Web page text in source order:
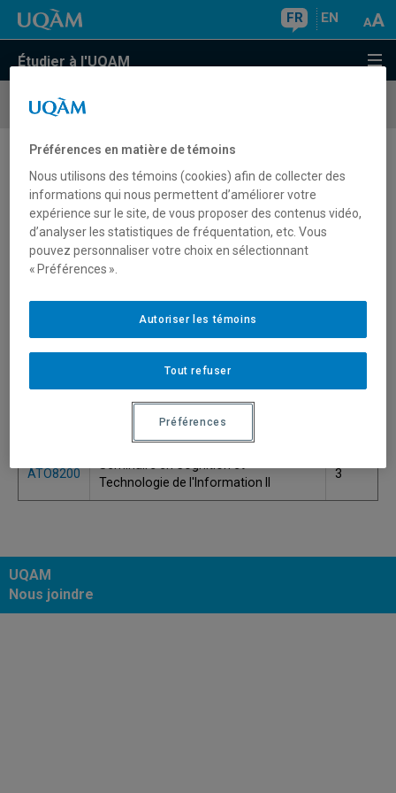
FR EN
Étudier à l'UQAM
Courset horaires
Analyse de textes par ordinateur
Sigle Titre du cours Cycle
Séminaire de recherche en ATO
Technologie de l'Information I
ATO8200
Technologie de l'Information II
3
UQAM
Nous joindre
Préférences en matière de témoins
Nous utilisons des témoins (cookies) afin de collecter des
informations qui nous permettent d’améliorer votre
expérience sur le site, de vous proposer des contenus vidéo,
d’analyser les statistiques de fréquentation, etc. Vous
pouvez personnaliser votre choix en sélectionnant
« Préférences ».
Tout refuser
Autoriser les témoins
Préférences